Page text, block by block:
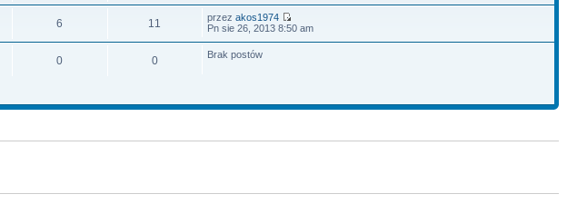
6 11 przezakos1974
Pn sie 26, 2013 8:50 am
0 0 Brak postów